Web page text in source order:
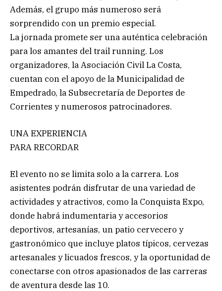
Además, el grupo más numeroso será
sorprendido con un premio especial.
La jornada promete ser una auténtica celebración
para los amantes del trail running. Los
organizadores, la Asociación Civil La Costa,
cuentan con el apoyo de la Municipalidad de
Empedrado, la Subsecretaría de Deportes de
Corrientes y numerosos patrocinadores.
UNA EXPERIENCIA
PARA RECORDAR
El evento no se limita solo a la carrera. Los
asistentes podrán disfrutar de una variedad de
actividades y atractivos, como la Conquista Expo,
donde habrá indumentaria y accesorios
deportivos, artesanías, un patio cervecero y
gastronómico que incluye platos típicos, cervezas
artesanales y licuados frescos, y la oportunidad de
conectarse con otros apasionados de las carreras
de aventura desde las 10.